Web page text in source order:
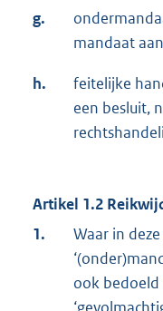
g.
mandaat
h.
feitelijke
een besluit,
Artikel 1.2
1.
Waar in
ook bedoeld